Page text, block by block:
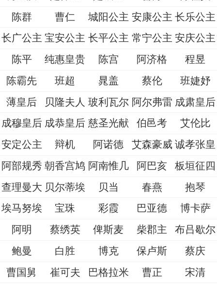
陈群
曹仁 城阳公主 安康公主 长乐公主
长广公主 宝安公主 长平公主 常宁公主 安庆公主
陈平
纯惠皇贵 陈宫 阿济格
程昱
陈霸先
班超 晁盖 蔡伦
班婕妤
薄皇后
贝隆夫人 玻利瓦尔 阿尔弗雷 成肃皇后
成穆皇后 成恭皇后 慈圣光献 伯邑考
艾伦比
安定公主
辩机 阿诺德 艾森豪威 诚孝张皇
阿部规秀 朝香宫鸠 阿南惟几 阿巴亥
板垣征四
查理曼大 贝尔蒂埃 贝当 春燕
抱琴
埃马努埃
宝珠 彩霞 巴亚德
博卡萨
阿明
蔡绣英 俾斯麦 柴郡主
布吕歇尔
鲍曼
白胜 博克 保卢斯
蔡庆
曹国舅
崔可夫 巴格拉米 曹正
宋清